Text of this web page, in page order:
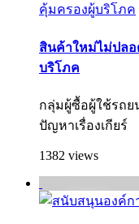
สินค้าใหม่ไม่ปลอ
บริโภค
กลุ่มผู้ซื้อผู้ใช้รถ
ปัญหาเรื่องเกียร์
1382 views